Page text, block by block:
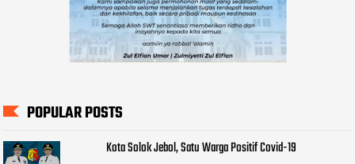
POPULAR POSTS
Kota Solok Jebol, Satu Warga Positif Covid-19